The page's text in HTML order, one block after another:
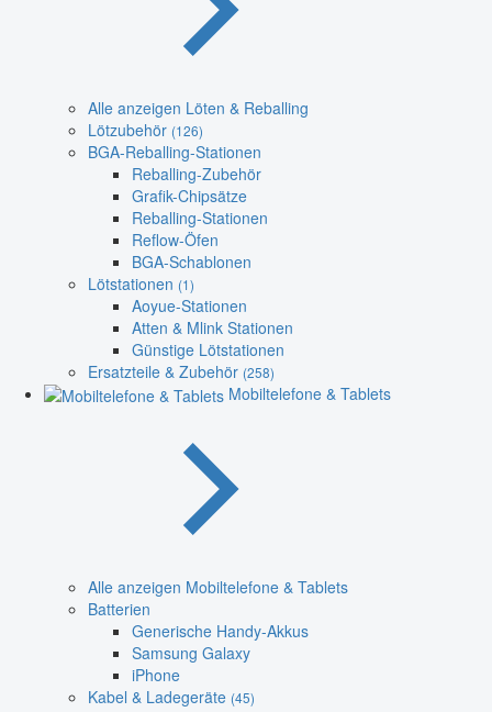
Alle anzeigen Löten & Reballing
Lötzubehör (126)
BGA-Reballing-Stationen
Reballing-Zubehör
Grafik-Chipsätze
Reballing-Stationen
Reflow-Öfen
BGA-Schablonen
Lötstationen (1)
Aoyue-Stationen
Atten & Mlink Stationen
Günstige Lötstationen
Ersatzteile & Zubehör (258)
Mobiltelefone & Tablets
Alle anzeigen Mobiltelefone & Tablets
Batterien
Generische Handy-Akkus
Samsung Galaxy
iPhone
Kabel & Ladegeräte (45)